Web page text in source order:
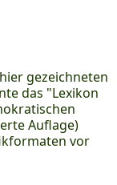
gezeichneten
das "Lexikon
Auflage)
vor